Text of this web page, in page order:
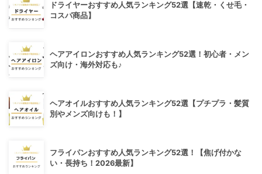
ドライヤーおすすめ人気ランキング52選【速乾・くせ毛・
コスパ商品】
ヘアアイロンおすすめ人気ランキング52選！初心者・メン
ズ向け・海外対応も♪
ヘアオイルおすすめ人気ランキング52選【プチプラ・髪質
別やメンズ向けも！】
フライパンおすすめ人気ランキング52選！【焦げ付かな
い・長持ち！2026最新】